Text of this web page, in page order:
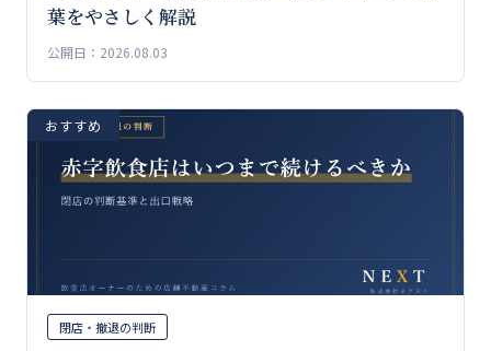
葉をやさしく解説
公開日：2026.08.03
おすすめ
閉店・撤退の判断